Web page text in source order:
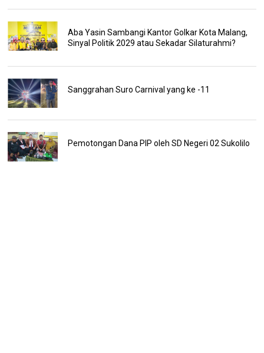
Aba Yasin Sambangi Kantor Golkar Kota Malang,
Sinyal Politik 2029 atau Sekadar Silaturahmi?
Sanggrahan Suro Carnival yang ke -11
Pemotongan Dana PIP oleh SD Negeri 02 Sukolilo